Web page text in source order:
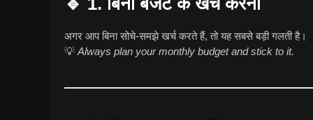
अगर आप बिना सोचे-समझे खर्च करते हैं, तो यह सबसे बड़ी गलती है।
💡 Always plan your monthly budget and stick to it.